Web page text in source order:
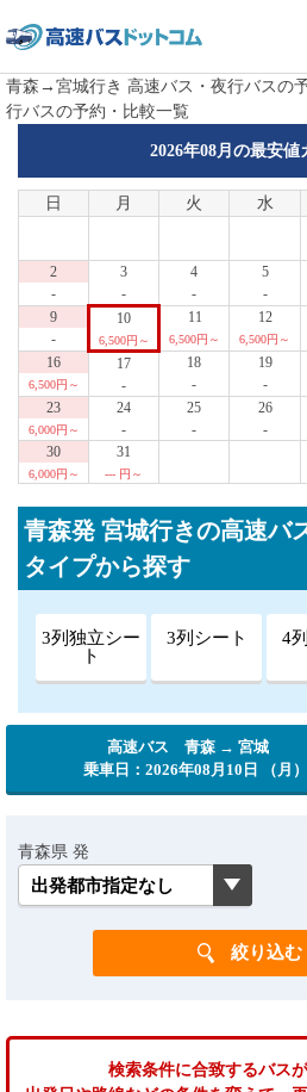
青森→宮城行き 高速バス・夜行バスの
行バスの予約・比較一覧
2026年08月の最安値
日 月 火 水
2
-
3
-
4
-
5
-
9
-
10
6,500円～
11
6,500円～
12
6,500円～
16
6,500円～
17
-
18
-
19
-
23
6,000円～
24
-
25
-
26
-
30
6,000円～
31
--- 円～
青森発 宮城行きの高速バ
タイプから探す
3列独立シー
ト
3列シート 4
高速バス 青森 → 宮城
乗車日：2026年08月10日 （月）
青森県 発
検索条件に合致するバス